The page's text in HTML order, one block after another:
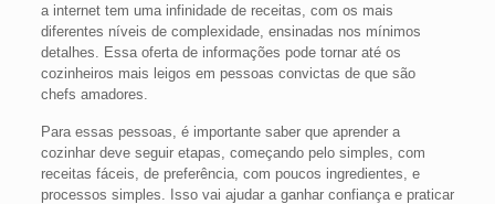
a internet tem uma infinidade de receitas, com os mais
diferentes níveis de complexidade, ensinadas nos mínimos
detalhes. Essa oferta de informações pode tornar até os
cozinheiros mais leigos em pessoas convictas de que são
chefs amadores.
Para essas pessoas, é importante saber que aprender a
cozinhar deve seguir etapas, começando pelo simples, com
receitas fáceis, de preferência, com poucos ingredientes, e
processos simples. Isso vai ajudar a ganhar confiança e praticar